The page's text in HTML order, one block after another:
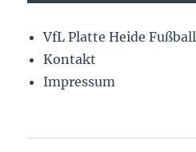
VfL Platte Heide Fußball
Kontakt
Impressum